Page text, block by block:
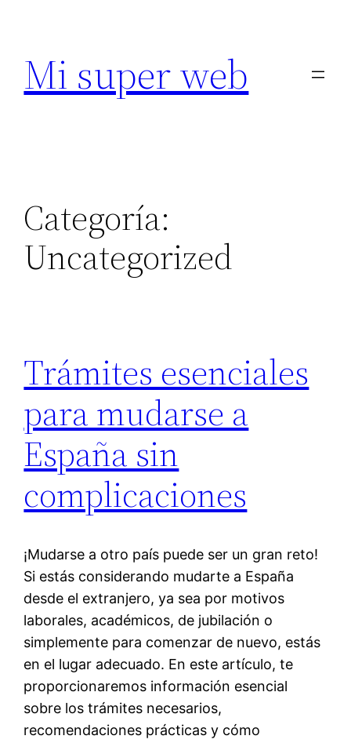
contenido
Mi super web
Categoría:
Uncategorized
Trámites esenciales
para mudarse a
España sin
complicaciones
¡Mudarse a otro país puede ser un gran reto!
Si estás considerando mudarte a España
desde el extranjero, ya sea por motivos
laborales, académicos, de jubilación o
simplemente para comenzar de nuevo, estás
en el lugar adecuado. En este artículo, te
proporcionaremos información esencial
sobre los trámites necesarios,
recomendaciones prácticas y cómo